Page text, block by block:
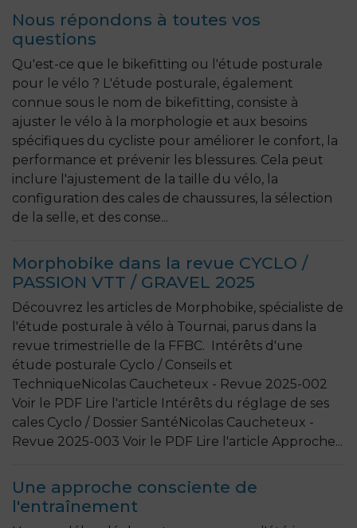
Nous répondons à toutes vos
questions
Qu'est-ce que le bikefitting ou l'étude posturale
pour le vélo ? L'étude posturale, également
connue sous le nom de bikefitting, consiste à
ajuster le vélo à la morphologie et aux besoins
spécifiques du cycliste pour améliorer le confort, la
performance et prévenir les blessures. Cela peut
inclure l'ajustement de la taille du vélo, la
configuration des cales de chaussures, la sélection
de la selle, et des conse...
Morphobike dans la revue CYCLO /
PASSION VTT / GRAVEL 2025
Découvrez les articles de Morphobike, spécialiste de
l'étude posturale à vélo à Tournai, parus dans la
revue trimestrielle de la FFBC. Intérêts d'une
étude posturale Cyclo / Conseils et
TechniqueNicolas Caucheteux - Revue 2025-002
Voir le PDF Lire l'article Intérêts du réglage de ses
cales Cyclo / Dossier SantéNicolas Caucheteux -
Revue 2025-003 Voir le PDF Lire l'article Approche...
Une approche consciente de
l'entraînement